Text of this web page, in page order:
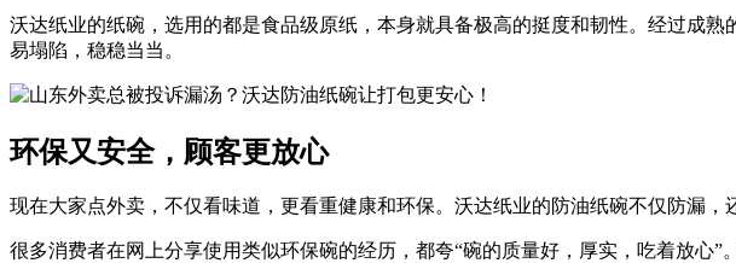
沃达纸业的纸碗，选用的都是食品级原纸，本身就具备极高的挺度和韧性。经过成
易塌陷，稳稳当当。
环保又安全，顾客更放心
现在大家点外卖，不仅看味道，更看重健康和环保。沃达纸业的防油纸碗不仅防漏，
很多消费者在网上分享使用类似环保碗的经历，都夸“碗的质量好，厚实，吃着放心